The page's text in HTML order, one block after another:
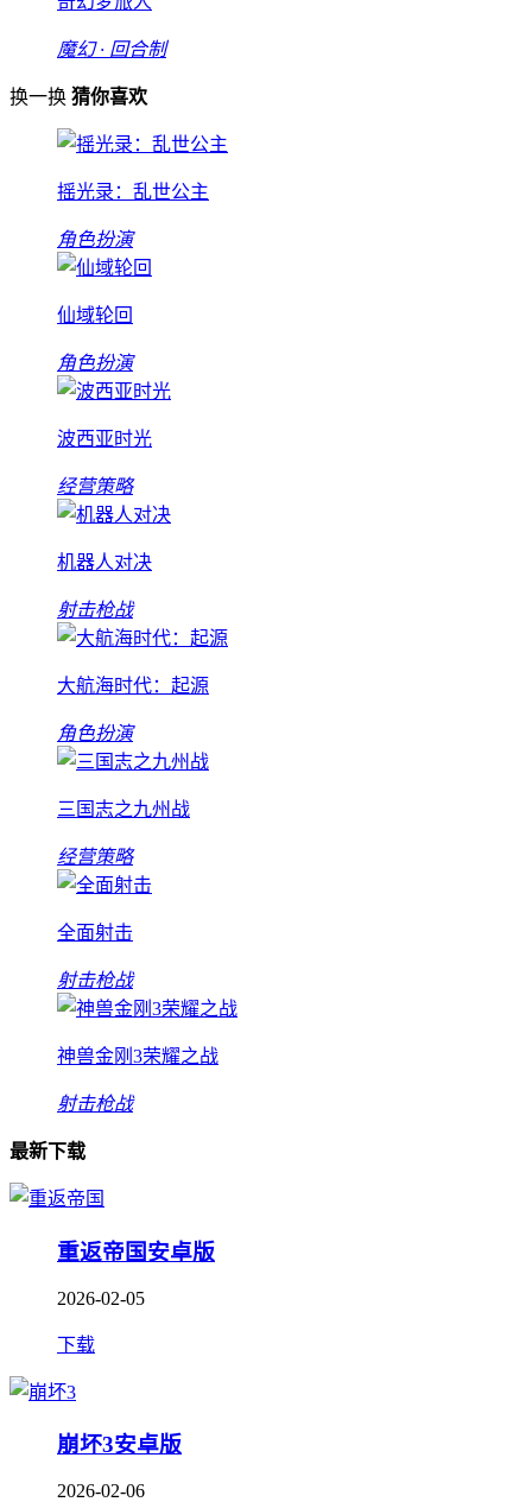
魔幻 · 回合制
换一换 猜你喜欢
摇光录：乱世公主
角色扮演
仙域轮回
角色扮演
波西亚时光
经营策略
机器人对决
射击枪战
大航海时代：起源
角色扮演
三国志之九州战
经营策略
全面射击
射击枪战
神兽金刚3荣耀之战
射击枪战
最新下载
重返帝国安卓版
2026-02-05
下载
崩坏3安卓版
2026-02-06